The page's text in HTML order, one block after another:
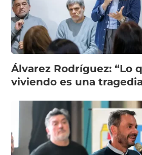
Álvarez Rodríguez: “Lo
viviendo es una